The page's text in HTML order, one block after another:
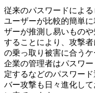
従来のパスワードによ
ユーザーが比較的簡単
ザーが推測し易いもの
することにより、攻撃
の乗っ取り被害に合う
企業の管理者はパスワ
定するなどのパスワー
バー攻撃も日々進化し